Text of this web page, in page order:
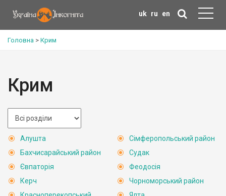
uk ru en
Головна > Крим
Крим
Алушта
Бахчисарайський район
Євпаторія
Керч
Сімферопольський район
Судак
Феодосія
Чорноморський район